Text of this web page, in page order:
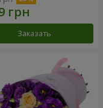
Заказать